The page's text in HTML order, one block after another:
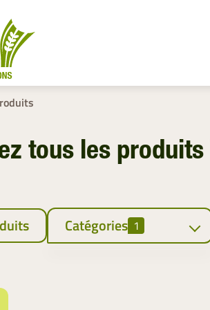
d’outils
Des Fourrages
tous les produits
Catégories 1